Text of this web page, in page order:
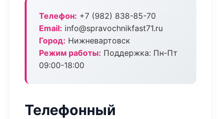
Телефон: +7 (982) 838-85-70
Email: info@spravochnikfast71.ru
Город: Нижневартовск
Режим работы: Поддержка: Пн-Пт
09:00-18:00
Телефонный